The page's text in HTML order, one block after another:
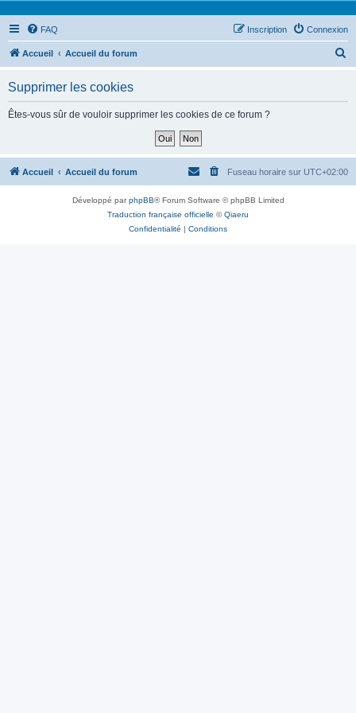
FAQ Connexion
Inscription
Accueil Accueil du forum
h
Supprimer les cookies
Êtes-vous sûr de vouloir supprimer les cookies de ce forum ?
Accueil Accueil du forum Fuseau horaire sur UTC+02:00
Développé parphpBB® Forum Software © phpBB Limited
Traduction française officielle ©Qiaeru
Confidentialité | Conditions